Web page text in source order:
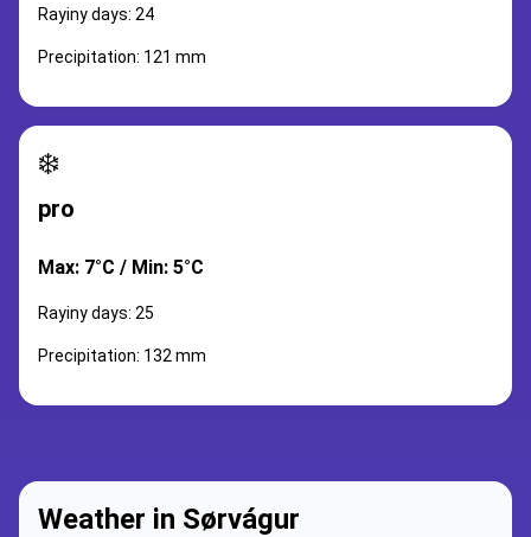
Rayiny days: 24
Precipitation: 121 mm
❄️
pro
Max: 7°C / Min: 5°C
Rayiny days: 25
Precipitation: 132 mm
Weather in Sørvágur